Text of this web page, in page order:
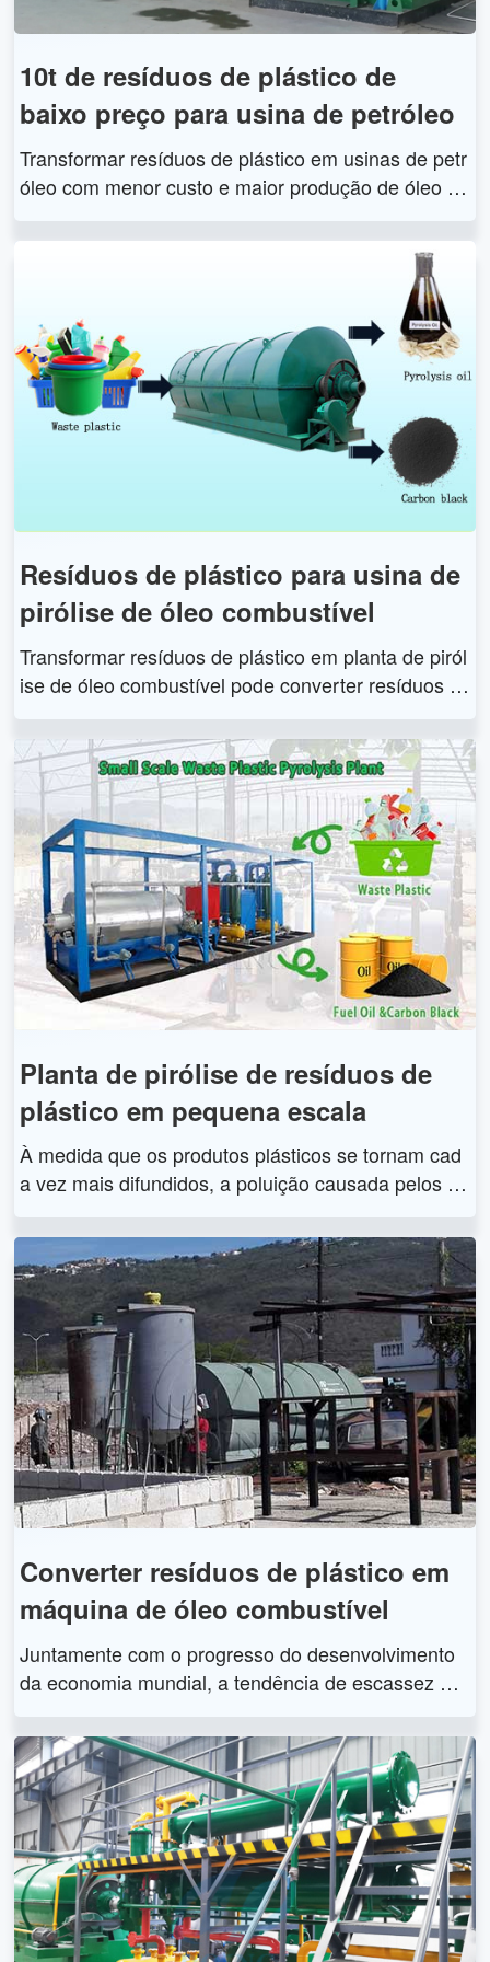
10t de resíduos de plástico de
baixo preço para usina de petróleo
Transformar resíduos de plástico em usinas de petr
óleo com menor custo e maior produção de óleo co
óleo combustível e negro de fumo. 10 toneladas de
resíduos de plástico de baixo preço em usinas de p
etróleo empregam nova tecnologia de pirólise verd
e. Ele pode não apenas pirolisar plástico, mas tam
bém reciclar resíduos de pneus e resíduos de borr
acha. Após anos de pesquisa e aprimoramento, o
grupo Doing alcançou grande sucesso na tecnologi
a de pirólise e ajuda muitos clientes a obter lucros.
Resíduos de plástico para usina de
pirólise de óleo combustível
Transformar resíduos de plástico em planta de piról
ise de óleo combustível pode converter resíduos d
menor custo e maior produção de óleo combustíve
l. Fazer resíduos de plástico para usina de pirólise
de óleo combustível é composto principalmente de
sistema de alimentação, reator de pirólise horizont
al, sistema de condensação, tanque de óleo, siste
ma de recuperação de gás combustível, sistema d
e descarga, sistema de purificação de gases residu
ais, sistema de purificação de gases de combustã
o, sistema de monitoramento multiponto de pressã
o e temperatura, etc.
Planta de pirólise de resíduos de
plástico em pequena escala
À medida que os produtos plásticos se tornam cad
a vez mais difundidos, a poluição causada pelos re
ave. A planta de pirólise de resíduos de plástico po
de converter resíduos de plástico em óleo combust
ível e negro de fumo, o que é uma forma ecologica
mente correta de reciclar e reutilizar recursos. Se v
ocê deseja investir em um projeto de resíduos de p
lástico para óleo combustível, mas tem medo de qu
e o investimento seja muito grande, você pode com
prar uma planta de pirólise de resíduos de plástico
em pequena escala para iniciar este projeto primeir
o e depois expandir seu negócio quando for lucrati
vo.
Converter resíduos de plástico em
máquina de óleo combustível
Juntamente com o progresso do desenvolvimento
da economia mundial, a tendência de escassez de
a década de 90, a energia tornou-se o principal fact
or que restringe o desenvolvimento da economia d
e vários países. Ao mesmo tempo, o desperdício d
e energia pode ser visto em todos os lugares. Busc
ar a nova energia tornou-se motivo de preocupaçã
o para vários países. A empresa Henan Doing Gro
up é o fabricante profissional nacional líder em má
quina de conversão de resíduos plásticos em óleo